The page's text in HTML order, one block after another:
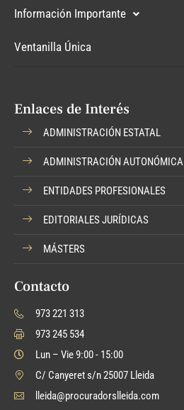
Información Importante
Ventanilla Única
Enlaces de Interés
ADMINISTRACIÓN ESTATAL
ADMINISTRACIÓN AUTONÓMICA
ENTIDADES PROFESIONALES
EDITORIALES JURÍDICAS
MÁSTERS
Contacto
973 221 313
973 245 534
Lun – Vie 9:00 - 15:00
C/ Canyeret s/n 25007 Lleida
lleida@procuradorslleida.com